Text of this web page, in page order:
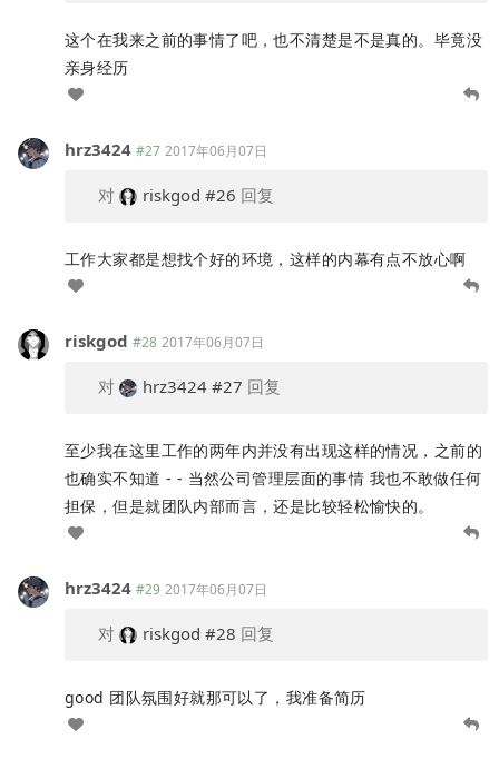
这个在我来之前的事情了吧，也不清楚是不是真的。毕竟没
亲身经历
hrz3424 #27 2017年06月07日
对 riskgod #26 回复
工作大家都是想找个好的环境，这样的内幕有点不放心啊
riskgod #28 2017年06月07日
对 hrz3424 #27 回复
至少我在这里工作的两年内并没有出现这样的情况，之前的
也确实不知道 - - 当然公司管理层面的事情 我也不敢做任何
担保，但是就团队内部而言，还是比较轻松愉快的。
hrz3424 #29 2017年06月07日
对 riskgod #28 回复
good 团队氛围好就那可以了，我准备简历